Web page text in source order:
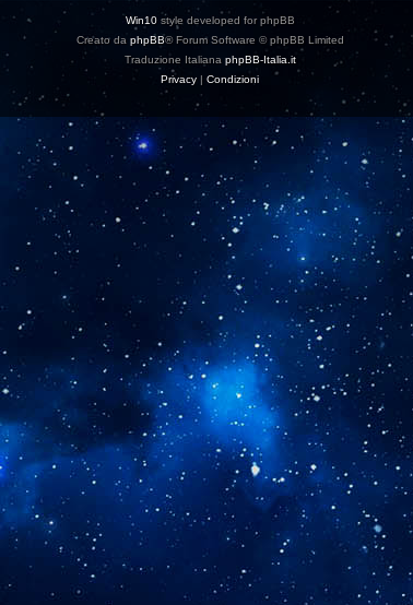
Win10style developed for phpBB
Creato da phpBB® Forum Software © phpBB Limited
Traduzione Italiana phpBB-Italia.it
Privacy | Condizioni